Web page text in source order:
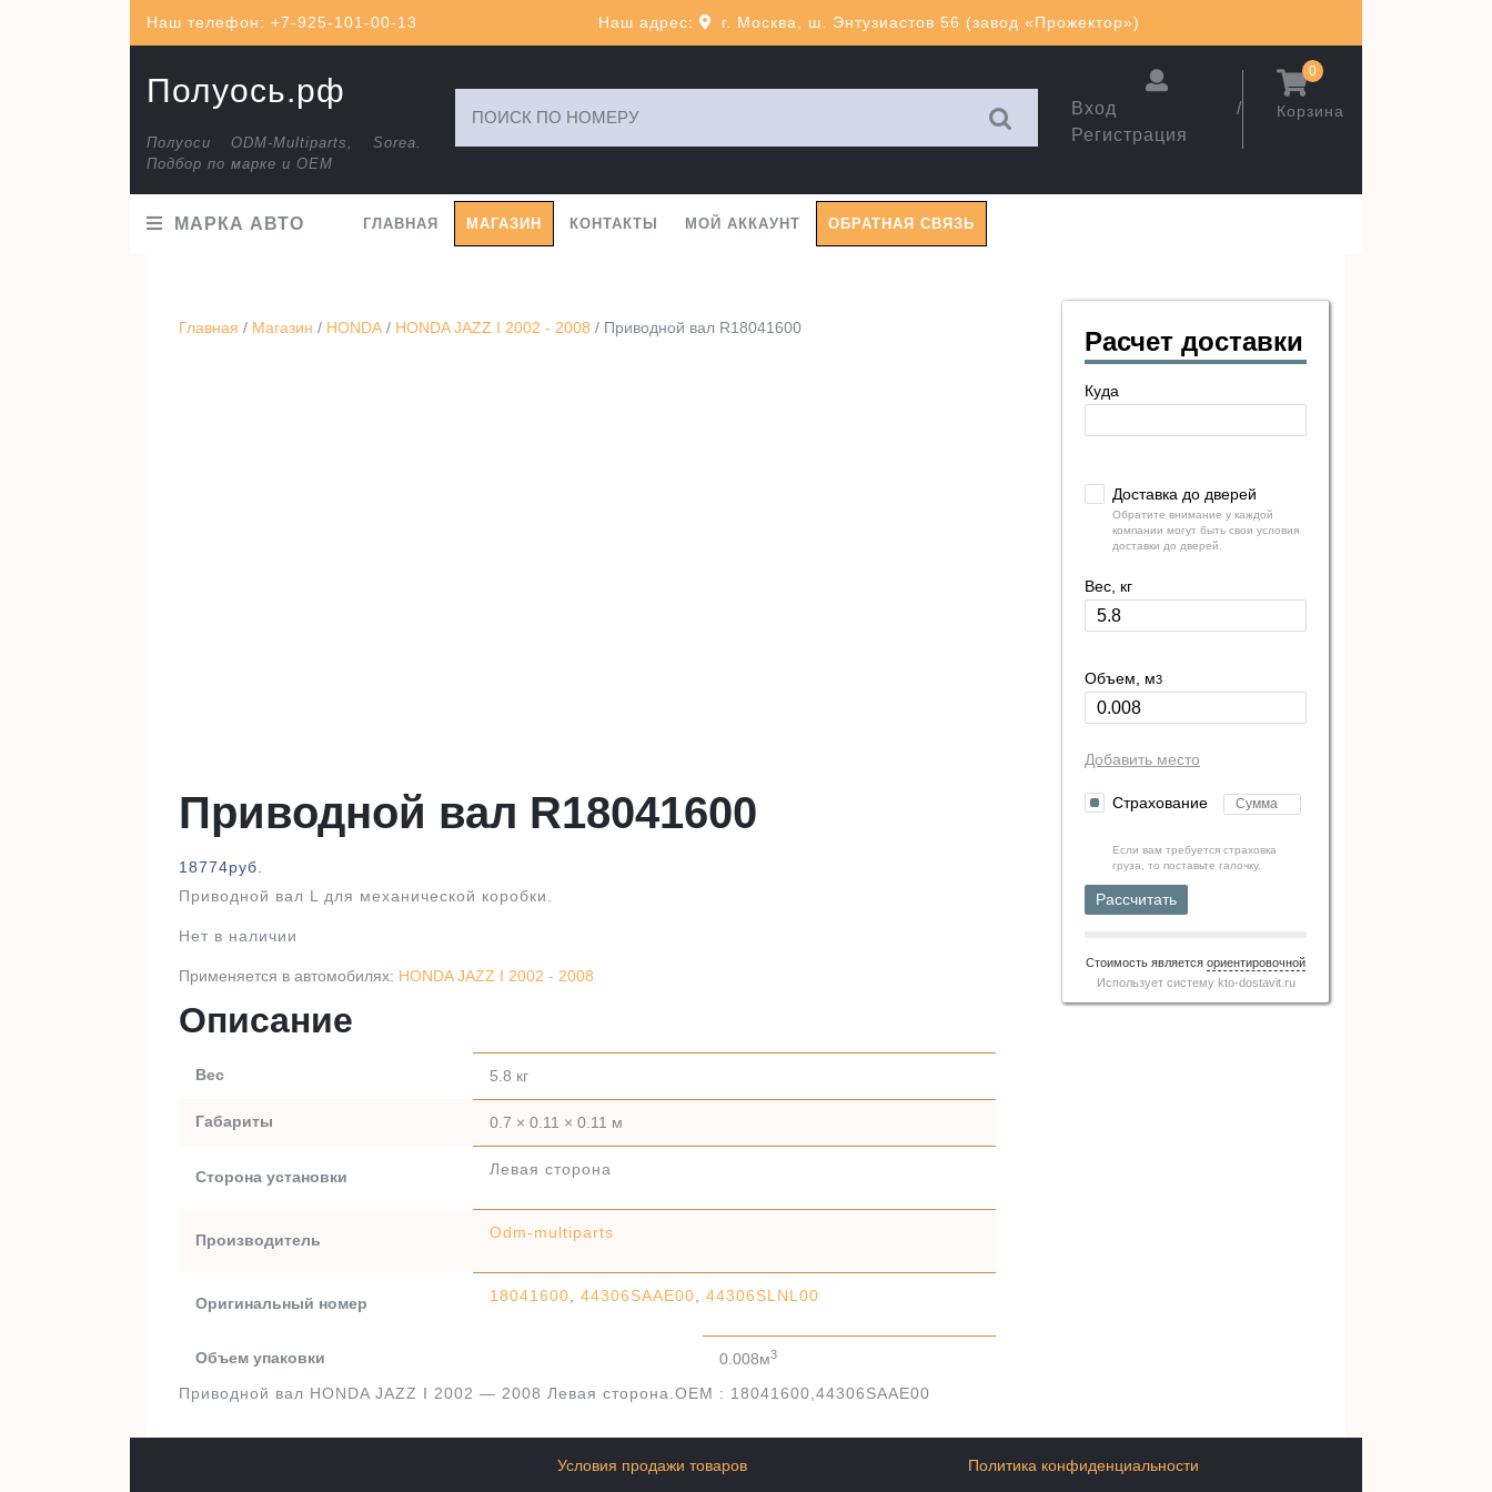
Наш телефон: +7-925-101-00-13 Наш адрес: г. Москва, ш. Энтузиастов 56 (завод «Прожектор»)
Полуось.рф
Полуоси ODM-Multiparts, Sorea.
Подбор по марке и ОЕМ
Вход /
Регистрация
Корзина
0
МАРКА АВТО ГЛАВНАЯ МАГАЗИН КОНТАКТЫ МОЙ АККАУНТ ОБРАТНАЯ СВЯЗЬ
Главная / Магазин / HONDA / HONDA JAZZ I 2002 - 2008 / Приводной вал R18041600
Приводной вал R18041600
18774руб.
Приводной вал L для механической коробки.
Нет в наличии
Применяется в автомобилях: HONDA JAZZ I 2002 - 2008
Описание
Вес 5.8 кг
Габариты 0.7 × 0.11 × 0.11 м
Сторона установки Левая сторона
Производитель Odm-multiparts
Оригинальный номер 18041600, 44306SAAE00, 44306SLNL00
Объем упаковки 0.008м3
Приводной вал HONDA JAZZ I 2002 — 2008 Левая сторона.OEM : 18041600,44306SAAE00
Расчет доставки
Куда
Доставка до дверей
Обратите внимание у каждой
компании могут быть свои условия
доставки до дверей.
Вес, кг
Объем, м3
Добавить место
Страхование
Если вам требуется страховка
груза, то поставьте галочку.
Рассчитать
Стоимость является ориентировочной
Использует систему kto-dostavit.ru
Условия продажи товаров Политика конфиденциальности